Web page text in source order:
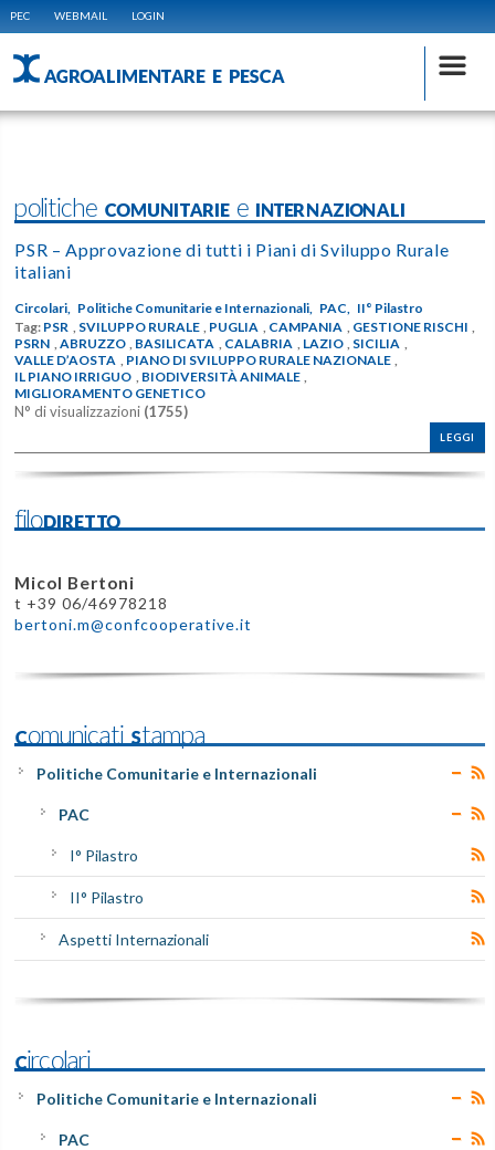
PEC WEBMAIL LOGIN
AGROALIMENTARE E PESCA
politiche COMUNITARIE e INTERNAZIONALI
PSR – Approvazione di tutti i Piani di Sviluppo Rurale
italiani
Circolari, Politiche Comunitarie e Internazionali, PAC, II° Pilastro
Tag: PSR , SVILUPPO RURALE , PUGLIA , CAMPANIA , GESTIONE RISCHI ,
PSRN , ABRUZZO , BASILICATA , CALABRIA , LAZIO , SICILIA ,
VALLE D’AOSTA , PIANO DI SVILUPPO RURALE NAZIONALE ,
IL PIANO IRRIGUO , BIODIVERSITÀ ANIMALE ,
MIGLIORAMENTO GENETICO
N° di visualizzazioni (1755)
LEGGI
filoDIRETTO
Micol Bertoni
t +39 06/46978218
bertoni.m@confcooperative.it
Comunicati Stampa
Politiche Comunitarie e Internazionali
PAC
I° Pilastro
II° Pilastro
Aspetti Internazionali
Circolari
Politiche Comunitarie e Internazionali
PAC